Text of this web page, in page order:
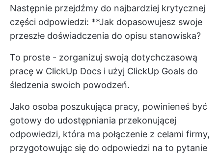
Następnie przejdźmy do najbardziej krytycznej
części odpowiedzi: **Jak dopasowujesz swoje
przeszłe doświadczenia do opisu stanowiska?
To proste - zorganizuj swoją dotychczasową
pracę w ClickUp Docs i użyj ClickUp Goals do
śledzenia swoich powodzeń.
Jako osoba poszukująca pracy, powinieneś być
gotowy do udostępniania przekonującej
odpowiedzi, która ma połączenie z celami firmy,
przygotowując się do odpowiedzi na to pytanie